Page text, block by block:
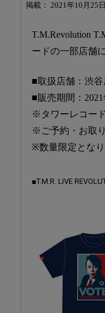
掲載： 2021年10月25
T.M.Revolution
ードの一部店舗
■取扱店舗：渋
■販売期間：
※タワーレコー
※ご予約・お取
※数量限定とな
■T.M.R. LIVE